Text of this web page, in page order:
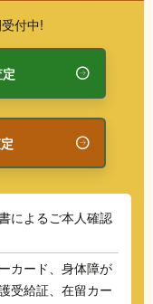
付中!
によるご本人確認
カード、身体障が
受給証、在留カー